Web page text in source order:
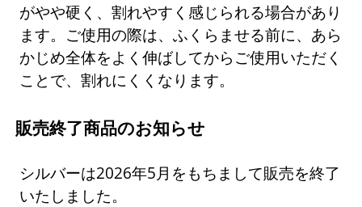
がやや硬く、割れやすく感じられる場合があり
ます。ご使用の際は、ふくらませる前に、あら
かじめ全体をよく伸ばしてからご使用いただく
ことで、割れにくくなります。
販売終了商品のお知らせ
シルバーは2026年5月をもちまして販売を終了
いたしました。